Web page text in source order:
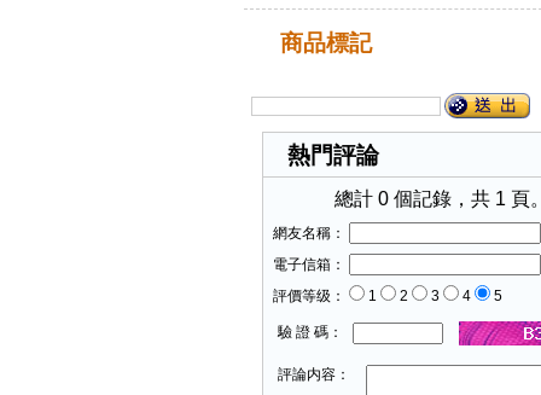
商品標記
熱門評論
總計 0 個記錄，共 1 頁
網友名稱：
電子信箱：
評價等级：
1 2 3 4 5
驗 證 碼：
評論内容：